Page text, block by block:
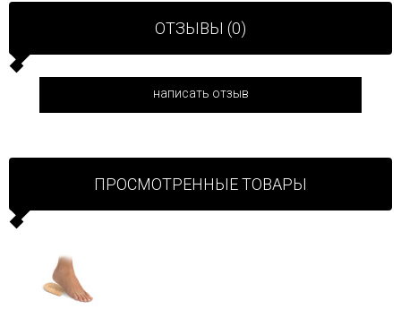
ОТЗЫВЫ (0)
написать отзыв
ПРОСМОТРЕННЫЕ ТОВАРЫ